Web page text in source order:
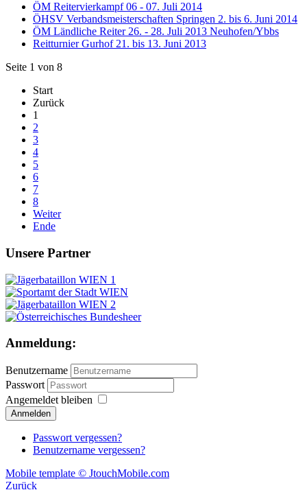
ÖM Reitervierkampf 06 - 07. Juli 2014
ÖHSV Verbandsmeisterschaften Springen 2. bis 6. Juni 2014
ÖM Ländliche Reiter 26. - 28. Juli 2013 Neuhofen/Ybbs
Reitturnier Gurhof 21. bis 13. Juni 2013
Seite 1 von 8
Start
Zurück
1
2
3
4
5
6
7
8
Weiter
Ende
Unsere Partner
Anmeldung:
Benutzername
Passwort
Angemeldet bleiben
Passwort vergessen?
Benutzername vergessen?
Mobile template © JtouchMobile.com
Zurück